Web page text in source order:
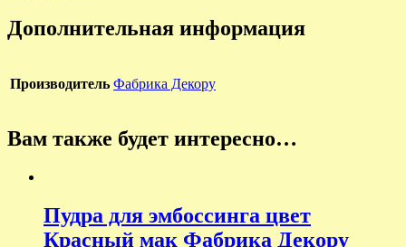
Дополнительная информация
Производитель Фабрика Декору
Вам также будет интересно…
Пудра для эмбоссинга цвет
Красный мак Фабрика Декору